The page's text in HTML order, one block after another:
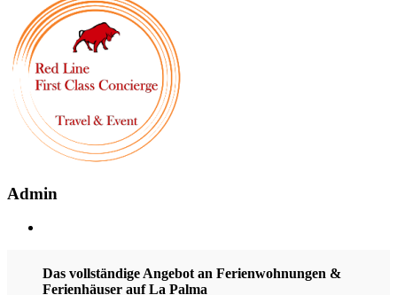
Admin
Das vollständige Angebot an Ferienwohnungen &
Ferienhäuser auf La Palma